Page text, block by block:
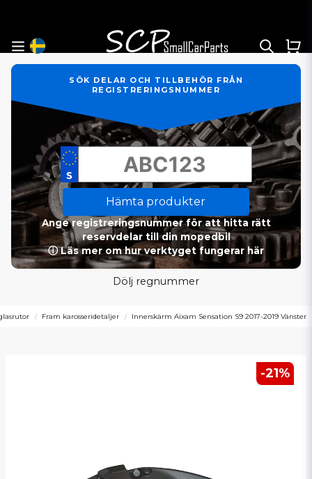
SÖK DELAR OCH TILLBEHÖR FRÅN
REGISTRERINGSNUMMER
Hämta produkter
Ange registreringsnummer för att hitta rätt
reservdelar till din mopedbil
ⓘ Läs mer om hur verktyget fungerar här
Dölj regnummer
Fram karosseridetaljer Innerskärm Aixam Sensation S9 2017-2019 Vänster
-21%